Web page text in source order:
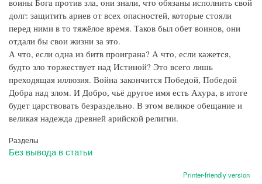
воины Бога против зла, они знали, что обязаны исполнить свой
долг: защитить ариев от всех опасностей, которые стояли
перед ними в то тяжёлое время. Таков был обет воинов, они
отдали бы свои жизни за это.
А что, если одна из битв проиграна? А что, если кажется,
будто зло торжествует над Истиной? Это всего лишь
преходящая иллюзия. Война закончится Победой, Победой
Добра над злом. И Добро, чьё другое имя есть Ахура, в итоге
будет царствовать безраздельно. В этом великое обещание и
великая надежда древней арийской религии.
Разделы
Без вывода в статьи
Printer-friendly version